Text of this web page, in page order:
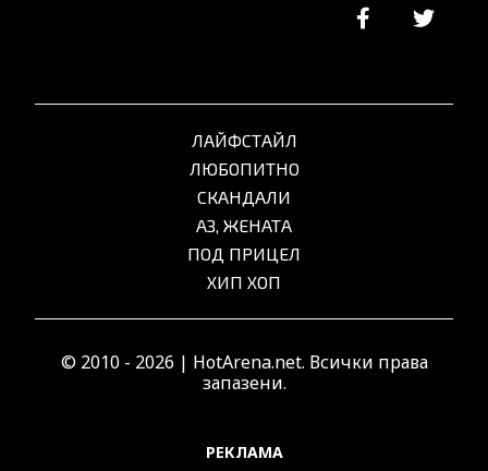
ЛАЙФСТАЙЛ
ЛЮБОПИТНО
СКАНДАЛИ
АЗ, ЖЕНАТА
ПОД ПРИЦЕЛ
ХИП ХОП
© 2010 - 2026 | HotArena.net. Всички права
запазени.
РЕКЛАМА